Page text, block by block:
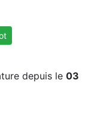
depuis le 03